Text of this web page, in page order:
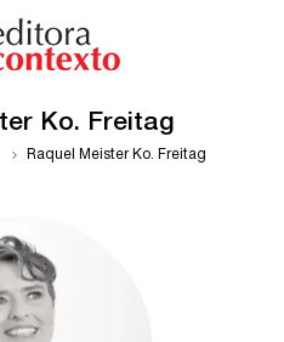
Ko. Freitag
Raquel Meister Ko. Freitag